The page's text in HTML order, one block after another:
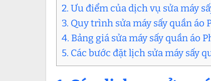
2. Ưu điểm của dịch vụ sửa máy
3. Quy trình sửa máy sấy quần
4. Bảng giá sửa máy sấy quần áo
5. Các bước đặt lịch sửa máy sấy